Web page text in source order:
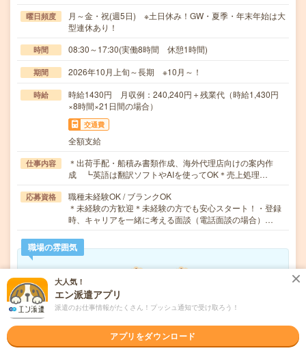
曜日頻度
月～金・祝(週5日) ※土日休み！GW・夏季・年末年始は大
型連休あり！
時間 08:30～17:30(実働8時間 休憩1時間)
期間 2026年10月上旬～長期 ※10月～！
時給
時給1430円 月収例：240,240円＋残業代（時給1,430円
×8時間×21日間の場合）
交通費
全額支給
仕事内容
＊出荷手配・船積み書類作成、海外代理店向けの案内作
成 ┗英語は翻訳ソフトやAIを使ってOK＊売上処理…
応募資格
職種未経験OK / ブランクOK
＊未経験の方歓迎＊未経験の方でも安心スタート！・登録
時、キャリアを一緒に考える面談（電話面談の場合）…
職場の雰囲気
年齢層
20代
男女比率
女性
男性
もっと見る
大人気！
エン派遣アプリ
派遣のお仕事情報がたくさん！プッシュ通知で受け取ろう！
アプリをダウンロード